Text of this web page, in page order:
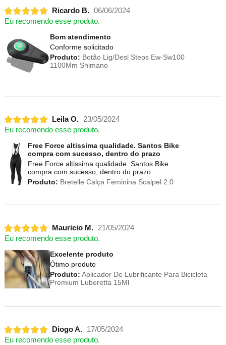
Ricardo B. 06/06/2024
Eu recomendo esse produto.
Bom atendimento
Conforme solicitado
Produto: Botão Lig/Desl Steps Ew-Sw100
1100Mm Shimano
Leila O.
23/05/2024
Eu recomendo esse produto.
Free Force altissima qualidade. Santos Bike
compra com sucesso, dentro do prazo
Free Force altissima qualidade. Santos Bike
compra com sucesso, dentro do prazo
Produto: Bretelle Calça Feminina Scalpel 2.0
Mauricio M.
21/05/2024
Eu recomendo esse produto.
Excelente produto
Ótimo produto
Produto: Aplicador De Lubrificante Para Bicicleta
Premium Luberetta 15Ml
Diogo A.
17/05/2024
Eu recomendo esse produto.